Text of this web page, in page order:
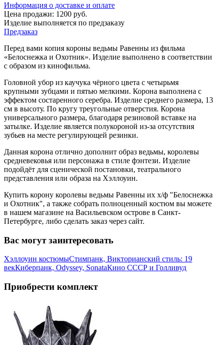
Информация о доставке и оплате
Цена продажи: 1200 руб.
Изделие выполняется по предзаказу
Предзаказ
Перед вами копия короны ведьмы Равенны из фильма
«Белоснежка и Охотник». Изделие выполнено в соответствии
с образом из кинофильма.
Головной убор из каучука чёрного цвета с четырьмя
крупными зубцами и пятью мелкими. Корона выполнена с
эффектом состаренного серебра. Изделие среднего размера, 13
см в высоту. По кругу треугольные отверстия. Корона
универсального размера, благодаря резиновой вставке на
затылке. Изделие является полукороной из-за отсутствия
зубьев на месте регулирующей резинки.
Данная корона отлично дополнит образ ведьмы, королевы
средневековья или персонажа в стиле фэнтези. Изделие
подойдёт для сценической постановки, театрального
представления или образа на Хэллоуин.
Купить корону королевы ведьмы Равенны их х/ф "Белоснежка
и Охотник", а также собрать полноценный костюм вы можете
в нашем магазине на Васильевском острове в Санкт-
Петербурге, либо сделать заказ через сайт.
Вас могут заинтересовать
Хэллоуин костюмыСтимпанк, Викторианский стиль: 19
векКиберпанк, Odyssey, SonataКино СССР и Голливуд
Приобрести комплект